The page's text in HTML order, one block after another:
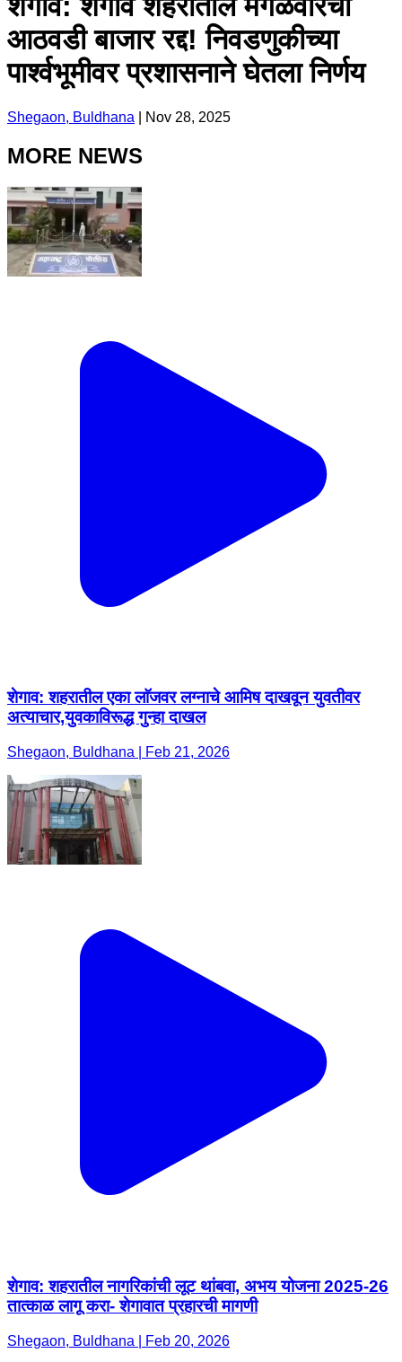
शेगाव: शेगाव शहरातील मंगळवारचा
आठवडी बाजार रद्द! निवडणुकीच्या
पार्श्वभूमीवर प्रशासनाने घेतला निर्णय
Shegaon, Buldhana Nov 28, 2025
MORE NEWS
शेगाव: शहरातील एका लाॅजवर लग्नाचे आमिष दाखवून युवतीवर
अत्याचार,युवकाविरूद्ध गुन्हा दाखल
Shegaon, Buldhana | Feb 21, 2026
शेगाव: शहरातील नागरिकांची लूट थांबवा, अभय योजना 2025-26
तात्काळ लागू करा- शेगावात प्रहारची मागणी
Shegaon, Buldhana | Feb 20, 2026